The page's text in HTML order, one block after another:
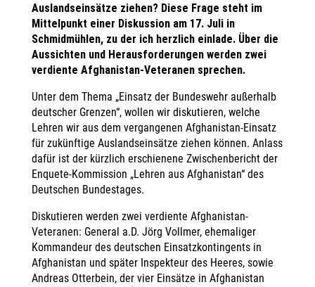
Auslandseinsätze ziehen? Diese Frage steht im
Mittelpunkt einer Diskussion am 17. Juli in
Schmidmühlen, zu der ich herzlich einlade. Über die
Aussichten und Herausforderungen werden zwei
verdiente Afghanistan-Veteranen sprechen.
Unter dem Thema „Einsatz der Bundeswehr außerhalb
deutscher Grenzen“, wollen wir diskutieren, welche
Lehren wir aus dem vergangenen Afghanistan-Einsatz
für zukünftige Auslandseinsätze ziehen können. Anlass
dafür ist der kürzlich erschienene Zwischenbericht der
Enquete-Kommission „Lehren aus Afghanistan“ des
Deutschen Bundestages.
Diskutieren werden zwei verdiente Afghanistan-
Veteranen: General a.D. Jörg Vollmer, ehemaliger
Kommandeur des deutschen Einsatzkontingents in
Afghanistan und später Inspekteur des Heeres, sowie
Andreas Otterbein, der vier Einsätze in Afghanistan